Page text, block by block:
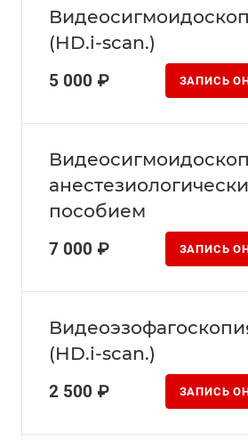
(HD.i-scan.)
5 000 ₽ ЗАПИСЬ
пособием
7 000 ₽ ЗАПИСЬ
(HD.i-scan.)
2 500 ₽ ЗАПИСЬ